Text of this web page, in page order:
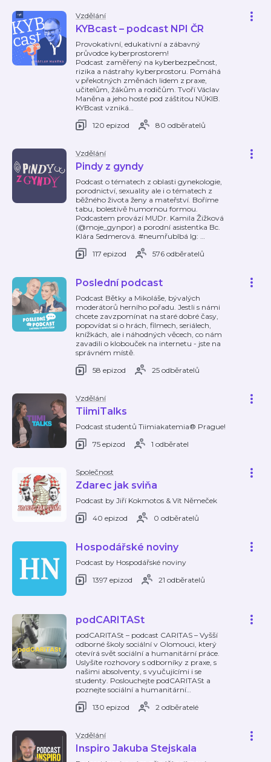
Vzdělání
KYBcast – podcast NPI ČR
Provokativní, edukativní a zábavný
průvodce kyberprostorem!
Podcast zaměřený na kyberbezpečnost,
rizika a nástrahy kyberprostoru. Pomáhá
v překotných změnách lidem z praxe,
učitelům, žákům a rodičům. Tvoří Václav
Maněna a jeho hosté pod záštitou NÚKIB.
KYBcast vzniká…
120 epizod
80 odběratelů
Vzdělání
Pindy z gyndy
Podcast o tématech z oblasti gynekologie,
porodnictví, sexuality ale i o tématech z
běžného života ženy a mateřství. Boříme
tabu, bolestivě humornou formou.
Podcastem provází MUDr. Kamila Žižková
(@moje_gynpor) a porodní asistentka Bc.
Klára Sedmerová. #neumřublbá Ig: …
117 epizod
576 odběratelů
Poslední podcast
Podcast Bětky a Mikoláše, bývalých
moderátorů herního pořadu. Jestli s námi
chcete zavzpomínat na staré dobré časy,
popovídat si o hrách, filmech, seriálech,
knížkách, ale i náhodných věcech, co nám
zavadili o klobouček na internetu - jste na
správném místě.
58 epizod
25 odběratelů
Vzdělání
TiimiTalks
Podcast studentů Tiimiakatemia® Prague!
75 epizod
1 odběratel
Společnost
Zdarec jak sviňa
Podcast by Jiří Kokmotos & Vít Němeček
40 epizod
0 odběratelů
Hospodářské noviny
Podcast by Hospodářské noviny
1397 epizod
21 odběratelů
podCARITASt
podCARITASt – podcast CARITAS – Vyšší
odborné školy sociální v Olomouci, který
otevírá svět sociální a humanitární práce.
Uslyšíte rozhovory s odborníky z praxe, s
našimi absolventy, s vyučujícími i se
studenty. Poslouchejte podCARITASt a
poznejte sociální a humanitární…
130 epizod
2 odběratelé
Vzdělání
Inspiro Jakuba Stejskala